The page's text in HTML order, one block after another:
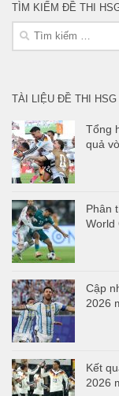
TÌM KIẾM ĐỀ THI
Tìm
TÀI LIỆU ĐỀ THI
Tổng
quả
Phân
World
Cập
2026
Kết
2026